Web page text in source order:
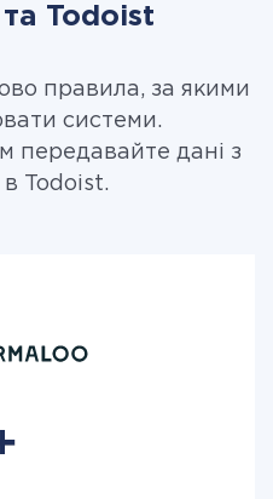
Todoist
правила, за якими
системи.
передавайте дані з
Todoist.